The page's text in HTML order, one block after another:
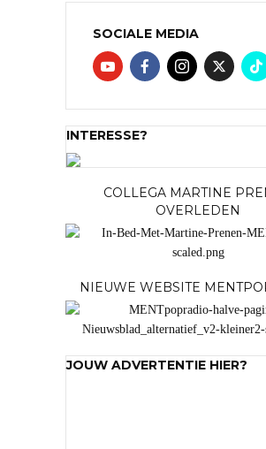
SOCIALE MEDIA
INTERESSE?
COLLEGA MARTINE
OVERLEDEN
NIEUWE WEBSITE
JOUW ADVERTENTIE HIER?